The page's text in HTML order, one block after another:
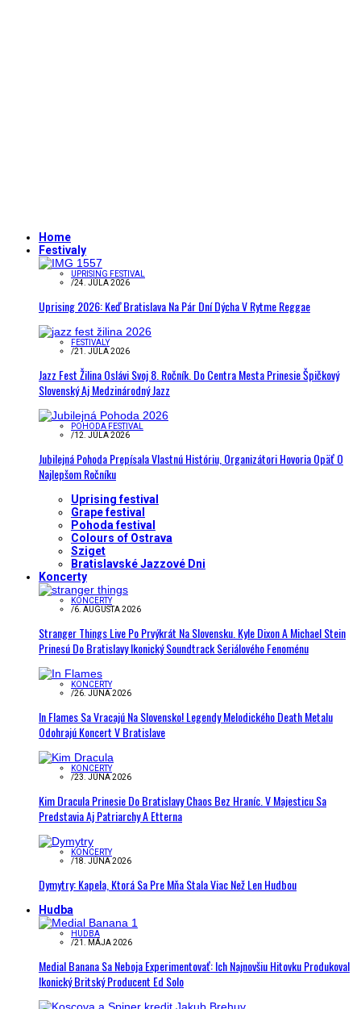
Home
Festivaly
UPRISING FESTIVAL
/24. JÚLA 2026
Uprising 2026: Keď Bratislava Na Pár Dní Dýcha V Rytme Reggae
FESTIVALY
/21. JÚLA 2026
Jazz Fest Žilina Oslávi Svoj 8. Ročník. Do Centra Mesta Prinesie Špičkový
Slovenský Aj Medzinárodný Jazz
POHODA FESTIVAL
/12. JÚLA 2026
Jubilejná Pohoda Prepísala Vlastnú Históriu, Organizátori Hovoria Opäť O
Najlepšom Ročníku
Uprising festival
Grape festival
Pohoda festival
Colours of Ostrava
Sziget
Bratislavské Jazzové Dni
Koncerty
KONCERTY
/6. AUGUSTA 2026
Stranger Things Live Po Prvýkrát Na Slovensku. Kyle Dixon A Michael Stein
Prinesú Do Bratislavy Ikonický Soundtrack Seriálového Fenoménu
KONCERTY
/26. JÚNA 2026
In Flames Sa Vracajú Na Slovensko! Legendy Melodického Death Metalu
Odohrajú Koncert V Bratislave
KONCERTY
/23. JÚNA 2026
Kim Dracula Prinesie Do Bratislavy Chaos Bez Hraníc. V Majesticu Sa
Predstavia Aj Patriarchy A Etterna
KONCERTY
/18. JÚNA 2026
Dymytry: Kapela, Ktorá Sa Pre Mňa Stala Viac Než Len Hudbou
Hudba
HUDBA
/21. MÁJA 2026
Medial Banana Sa Neboja Experimentovať: Ich Najnovšiu Hitovku Produkoval
Ikonický Britský Producent Ed Solo